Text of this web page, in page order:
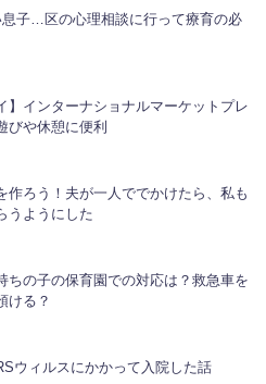
息子…区の心理相談に行って療育の必
】インターナショナルマーケットプレ
びや休憩に便利
作ろう！夫が一人ででかけたら、私も
うようにした
ちの子の保育園での対応は？救急車を
ける？
ウィルスにかかって入院した話